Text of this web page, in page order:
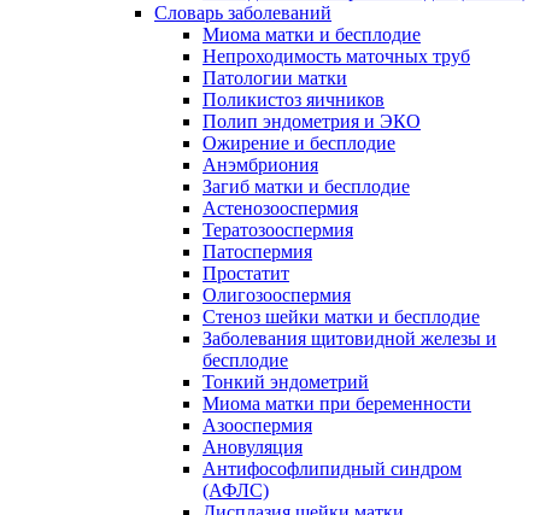
Словарь заболеваний
Миома матки и бесплодие
Непроходимость маточных труб
Патологии матки
Поликистоз яичников
Полип эндометрия и ЭКО
Ожирение и бесплодие
Анэмбриония
Загиб матки и бесплодие
Астенозооспермия
Тератозооспермия
Патоспермия
Простатит
Олигозооспермия
Стеноз шейки матки и бесплодие
Заболевания щитовидной железы и
бесплодие
Тонкий эндометрий
Миома матки при беременности
Азооспермия
Ановуляция
Антифософлипидный синдром
(АФЛС)